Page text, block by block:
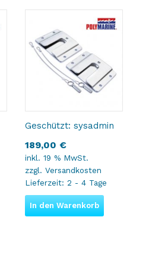
Geschützt: sysadmin
189,00 €
inkl. 19 % MwSt.
zzgl. Versandkosten
Lieferzeit: 2 - 4 Tage
In den Warenkorb